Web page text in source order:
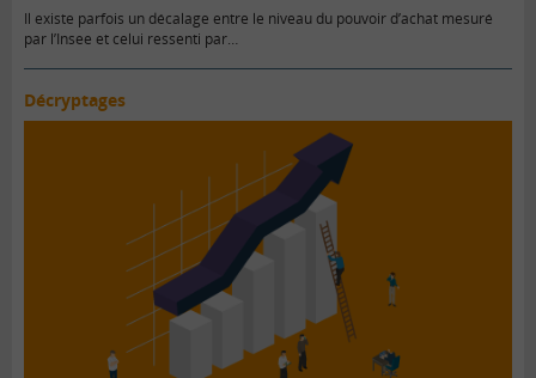
Il existe parfois un décalage entre le niveau du pouvoir d’achat mesuré
par l’Insee et celui ressenti par…
Décryptages